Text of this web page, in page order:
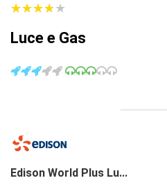
★★★★★
★★★★★
Luce e Gas
Edison World Plus Lu...